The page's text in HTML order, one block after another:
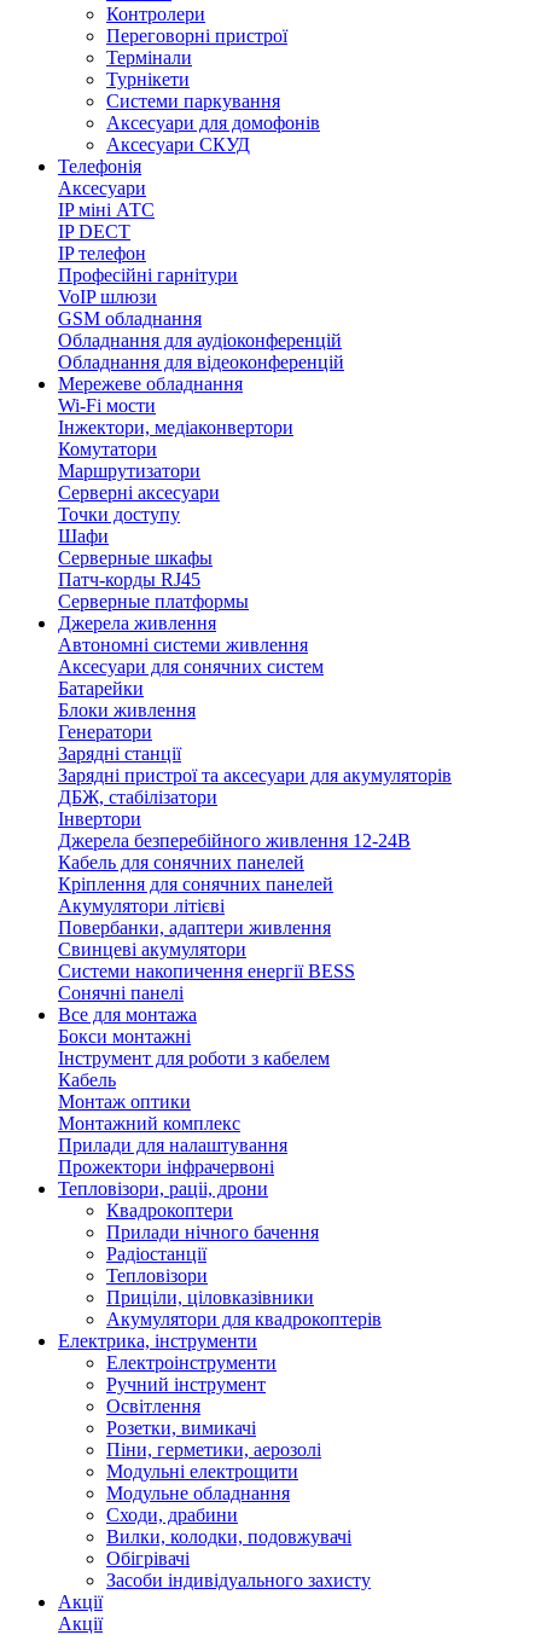
Контролери
Переговорні пристрої
Термінали
Турнікети
Системи паркування
Аксесуари для домофонів
Аксесуари СКУД
Телефонія
Аксесуари
IP міні АТС
IP DECT
IP телефон
Професійні гарнітури
VoIP шлюзи
GSM обладнання
Обладнання для аудіоконференцій
Обладнання для відеоконференцій
Мережеве обладнання
Wi-Fi мости
Інжектори, медіаконвертори
Комутатори
Маршрутизатори
Серверні аксесуари
Точки доступу
Шафи
Серверные шкафы
Патч-корды RJ45
Серверные платформы
Джерела живлення
Автономні системи живлення
Аксесуари для сонячних систем
Батарейки
Блоки живлення
Генератори
Зарядні станції
Зарядні пристрої та аксесуари для акумуляторів
ДБЖ, стабілізатори
Інвертори
Джерела безперебійного живлення 12-24В
Кабель для сонячних панелей
Кріплення для сонячних панелей
Акумулятори літієві
Повербанки, адаптери живлення
Свинцеві акумулятори
Системи накопичення енергії BESS
Сонячні панелі
Все для монтажа
Бокси монтажні
Інструмент для роботи з кабелем
Кабель
Монтаж оптики
Монтажний комплекс
Прилади для налаштування
Прожектори інфрачервоні
Тепловізори, раціі, дрони
Квадрокоптери
Прилади нічного бачення
Радіостанції
Тепловізори
Приціли, ціловказівники
Акумулятори для квадрокоптерів
Електрика, інструменти
Електроінструменти
Ручний інструмент
Освітлення
Розетки, вимикачі
Піни, герметики, аерозолі
Модульні електрощити
Модульне обладнання
Сходи, драбини
Вилки, колодки, подовжувачі
Обігрівачі
Засоби індивідуального захисту
Акції
Акції